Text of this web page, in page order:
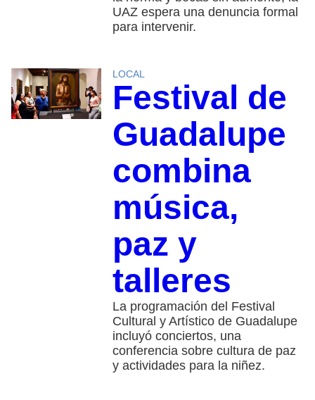
UAZ espera una denuncia formal
para intervenir.
LOCAL
Festival de
Guadalupe
combina
música,
paz y
talleres
La programación del Festival
Cultural y Artístico de Guadalupe
incluyó conciertos, una
conferencia sobre cultura de paz
y actividades para la niñez.